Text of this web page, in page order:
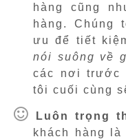
hàng cũng
hàng. Chúng
ưu để tiết
nói suông về
các nơi trước
tôi cuối cùng
Luôn trọng
khách hàng